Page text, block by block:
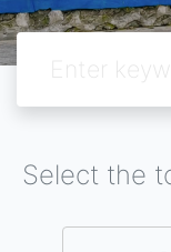
Select the